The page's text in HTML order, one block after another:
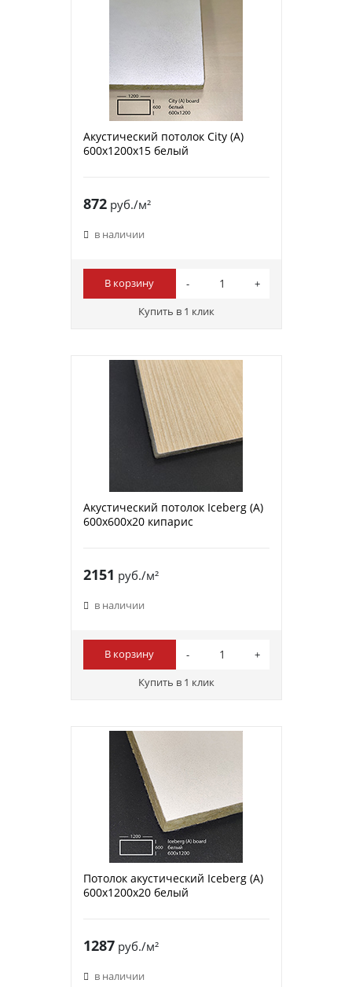
Акустический потолок City (A)
600х1200х15 белый
872руб./м²
в наличии
В корзину
Купить в 1 клик
Акустический потолок Iceberg (A)
600х600х20 кипарис
2151 руб./м²
в наличии
В корзину
Купить в 1 клик
Потолок акустический Iceberg (A)
600x1200x20 белый
1287руб./м²
в наличии